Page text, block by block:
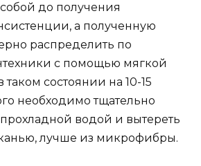
до получения
а полученную
распределить по
с помощью мягкой
таком состоянии на 10-15
необходимо тщательно
водой и вытереть
лучше из микрофибры.